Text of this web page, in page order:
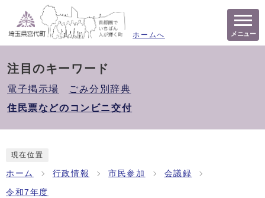
ホームへ メニュー
注目のキーワード
電子掲示場
ごみ分別辞典
住民票などのコンビニ交付
現在位置
ホーム 行政情報 市民参加 会議録
令和7年度